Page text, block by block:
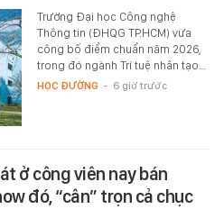
Trường Đại học Công nghệ
Thông tin (ĐHQG TP.HCM) vừa
công bố điểm chuẩn năm 2026,
trong đó ngành Trí tuệ nhân tạo…
HỌC ĐƯỜNG - 6 giờ trước
ở công viên nay bán
đó, “cân” trọn cả chục